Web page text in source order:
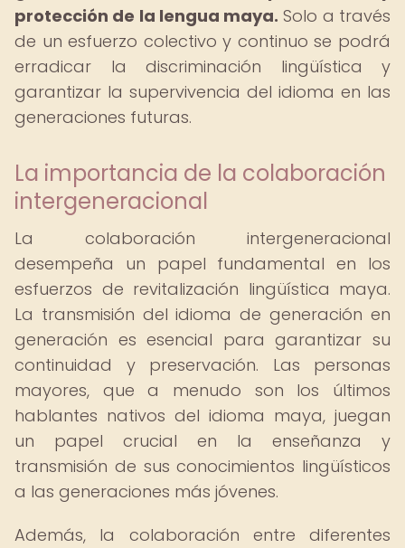
protección de la lengua maya. Solo a través
de un esfuerzo colectivo y continuo se podrá
erradicar la discriminación lingüística y
garantizar la supervivencia del idioma en las
generaciones futuras.
La importancia de la colaboración
intergeneracional
La colaboración intergeneracional
desempeña un papel fundamental en los
esfuerzos de revitalización lingüística maya.
La transmisión del idioma de generación en
generación es esencial para garantizar su
continuidad y preservación. Las personas
mayores, que a menudo son los últimos
hablantes nativos del idioma maya, juegan
un papel crucial en la enseñanza y
transmisión de sus conocimientos lingüísticos
a las generaciones más jóvenes.
Además, la colaboración entre diferentes